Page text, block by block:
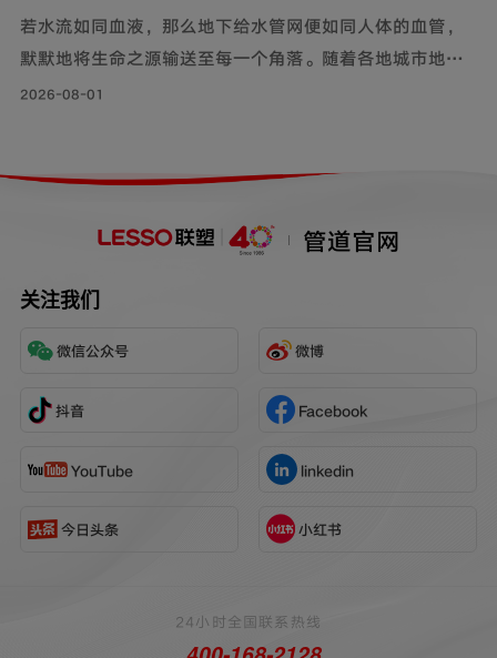
若水流如同血液，那么地下给水管网便如同人体的血管，
默默地将生命之源输送至每一个角落。随着各地城市地下
管网改造工程持续落地，老旧管线迭代升级，联塑给水用
系统的坚实保障。
2026-08-01
管道官网
关注我们
微信公众号 微博
抖音 Facebook
YouTube linkedin
今日头条 小红书
24小时全国联系热线